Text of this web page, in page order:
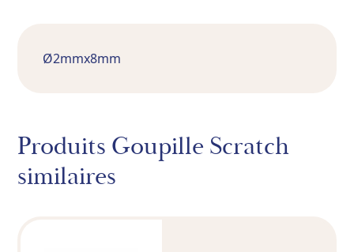
Ø2mmx8mm
Produits Goupille Scratch
similaires